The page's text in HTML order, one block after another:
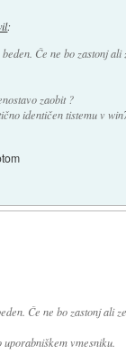
:
Če ne bo zastonj
zaobit ?
identičen tistemu v
Če ne bo zastonj ali
vmesniku.